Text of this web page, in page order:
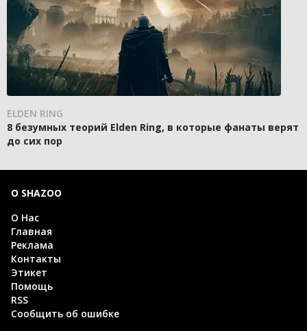
ELDEN RING
8 безумных теорий Elden Ring, в которые фанаты верят
до сих пор
О SHAZOO
О Нас
Главная
Реклама
Контакты
Этикет
Помощь
RSS
Сообщить об ошибке